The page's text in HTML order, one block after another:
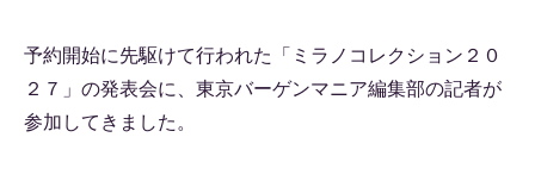
予約開始に先駆けて行われた「ミラノコレクション２０
２７」の発表会に、東京バーゲンマニア編集部の記者が
参加してきました。